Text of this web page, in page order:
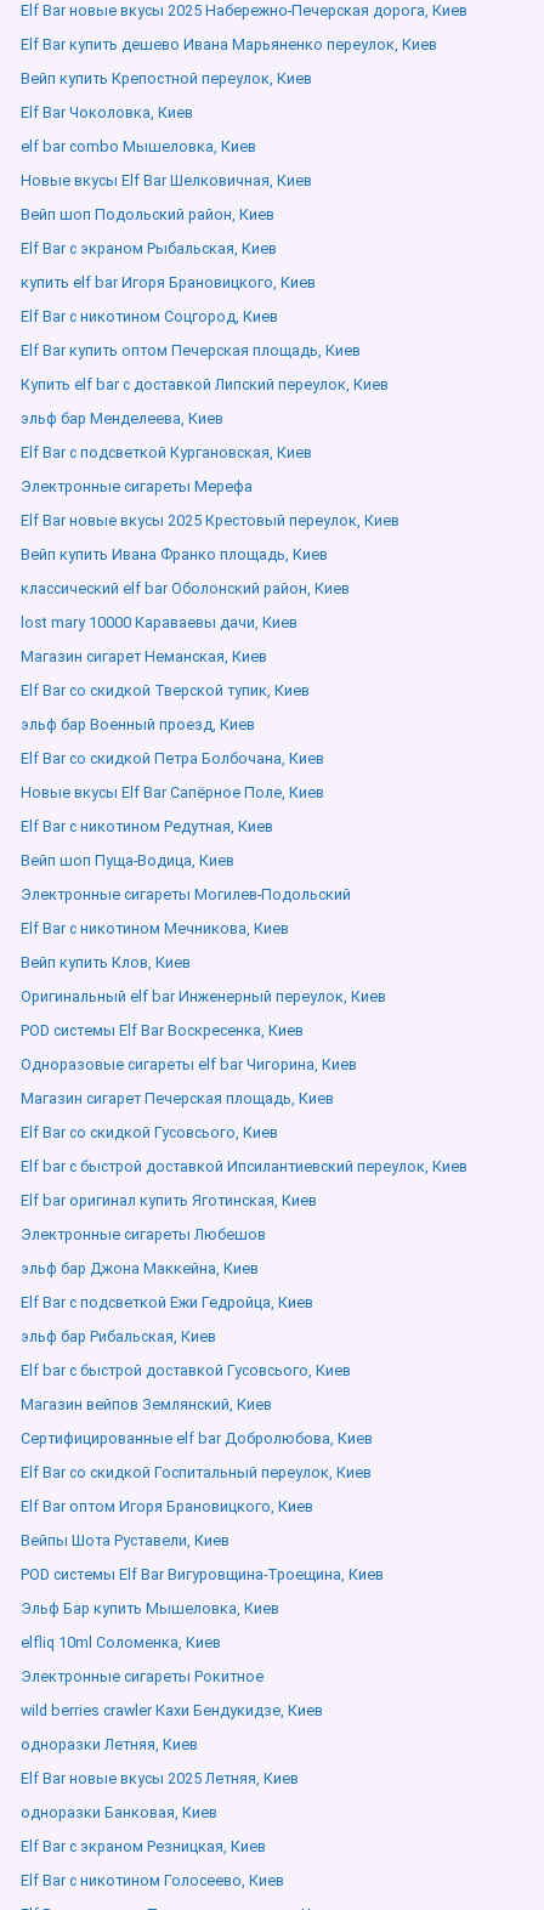
Elf Bar новые вкусы 2025 Набережно-Печерская дорога, Киев
Elf Bar купить дешево Ивана Марьяненко переулок, Киев
Вейп купить Крепостной переулок, Киев
Elf Bar Чоколовка, Киев
elf bar combo Мышеловка, Киев
Новые вкусы Elf Bar Шелковичная, Киев
Вейп шоп Подольский район, Киев
Elf Bar с экраном Рыбальская, Киев
купить elf bar Игоря Брановицкого, Киев
Elf Bar с никотином Соцгород, Киев
Elf Bar купить оптом Печерская площадь, Киев
Купить elf bar с доставкой Липский переулок, Киев
эльф бар Менделеева, Киев
Elf Bar с подсветкой Кургановская, Киев
Электронные сигареты Мерефа
Elf Bar новые вкусы 2025 Крестовый переулок, Киев
Вейп купить Ивана Франко площадь, Киев
классический elf bar Оболонский район, Киев
lost mary 10000 Караваевы дачи, Киев
Магазин сигарет Неманская, Киев
Elf Bar со скидкой Тверской тупик, Киев
эльф бар Военный проезд, Киев
Elf Bar со скидкой Петра Болбочана, Киев
Новые вкусы Elf Bar Сапёрное Поле, Киев
Elf Bar с никотином Редутная, Киев
Вейп шоп Пуща-Водица, Киев
Электронные сигареты Могилев-Подольский
Elf Bar с никотином Мечникова, Киев
Вейп купить Клов, Киев
Оригинальный elf bar Инженерный переулок, Киев
POD системы Elf Bar Воскресенка, Киев
Одноразовые сигареты elf bar Чигорина, Киев
Магазин сигарет Печерская площадь, Киев
Elf Bar со скидкой Гусовсього, Киев
Elf bar с быстрой доставкой Ипсилантиевский переулок, Киев
Elf bar оригинал купить Яготинская, Киев
Электронные сигареты Любешов
эльф бар Джона Маккейна, Киев
Elf Bar с подсветкой Ежи Гедройца, Киев
эльф бар Рибальская, Киев
Elf bar с быстрой доставкой Гусовсього, Киев
Магазин вейпов Землянский, Киев
Сертифицированные elf bar Добролюбова, Киев
Elf Bar со скидкой Госпитальный переулок, Киев
Elf Bar оптом Игоря Брановицкого, Киев
Вейпы Шота Руставели, Киев
POD системы Elf Bar Вигуровщина-Троещина, Киев
Эльф Бар купить Мышеловка, Киев
elfliq 10ml Соломенка, Киев
Электронные сигареты Рокитное
wild berries crawler Кахи Бендукидзе, Киев
одноразки Летняя, Киев
Elf Bar новые вкусы 2025 Летняя, Киев
одноразки Банковая, Киев
Elf Bar с экраном Резницкая, Киев
Elf Bar с никотином Голосеево, Киев